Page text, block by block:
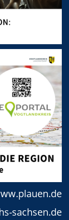
sachsen.de